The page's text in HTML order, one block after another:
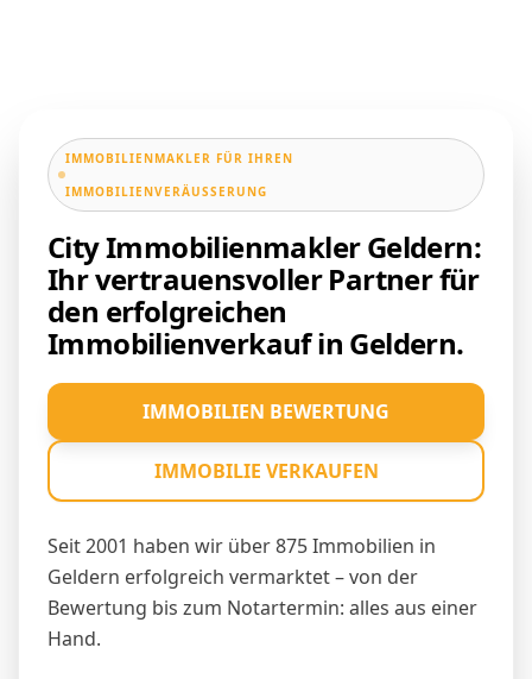
IMMOBILIENMAKLER FÜR IHREN
IMMOBILIENVERÄUSSERUNG
City Immobilienmakler Geldern:
Ihr vertrauensvoller Partner für
den erfolgreichen
Immobilienverkauf in Geldern.
Seit 2001 haben wir über 875 Immobilien in
Geldern erfolgreich vermarktet – von der
Bewertung bis zum Notartermin: alles aus einer
Hand.
IMMOBILIEN BEWERTUNG
IMMOBILIE VERKAUFEN